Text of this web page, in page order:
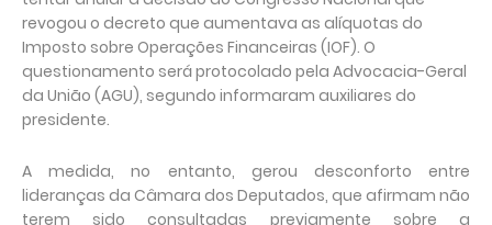
revogou o decreto que aumentava as alíquotas do
Imposto sobre Operações Financeiras (IOF). O
questionamento será protocolado pela Advocacia-Geral
da União (AGU), segundo informaram auxiliares do
presidente.
A medida, no entanto, gerou desconforto entre
lideranças da Câmara dos Deputados, que afirmam não
terem sido consultadas previamente sobre a